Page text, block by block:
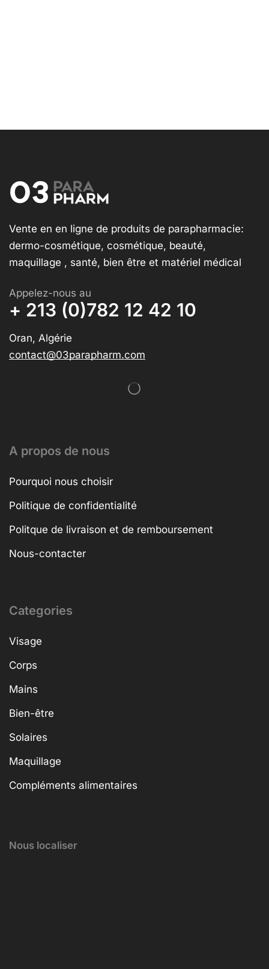
Vente en en ligne de produits de parapharmacie:
dermo-cosmétique, cosmétique, beauté,
maquillage , santé, bien être et matériel médical
Appelez-nous au
+ 213 (0)782 12 42 10
Oran, Algérie
contact@03parapharm.com
A propos de nous
Pourquoi nous choisir
Politique de confidentialité
Politque de livraison et de remboursement
Nous-contacter
Categories
Visage
Corps
Mains
Bien-être
Solaires
Maquillage
Compléments alimentaires
Nous localiser